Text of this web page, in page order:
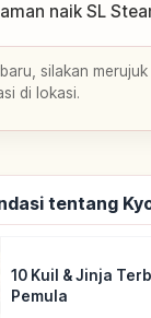
naik SL
silakan
di lokasi.
tentang
10 Kuil & Jinja
Pemula